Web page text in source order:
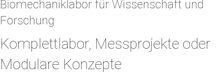
Biomechaniklabor für Wissenschaft und
Forschung
Komplettlabor, Messprojekte oder
Modulare Konzepte